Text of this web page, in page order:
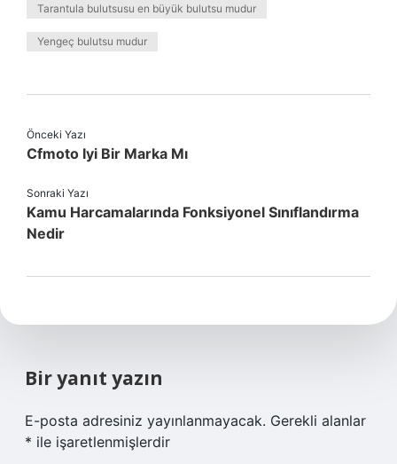
Tarantula bulutsusu en büyük bulutsu mudur
Yengeç bulutsu mudur
Önceki Yazı
Cfmoto Iyi Bir Marka Mı
Sonraki Yazı
Kamu Harcamalarında Fonksiyonel Sınıflandırma
Nedir
Bir yanıt yazın
E-posta adresiniz yayınlanmayacak. Gerekli alanlar
* ile işaretlenmişlerdir